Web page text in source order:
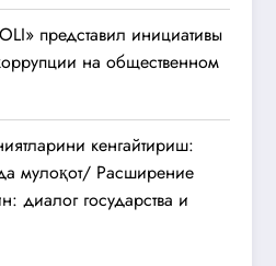
представил инициативы
на общественном
кенгайтириш:
мулоқот/ Расширение
диалог государства и